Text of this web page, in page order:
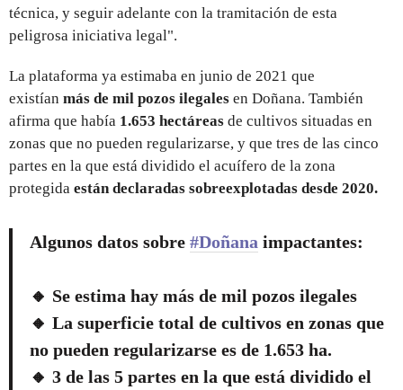
técnica, y seguir adelante con la tramitación de esta
peligrosa iniciativa legal".
La plataforma ya estimaba en junio de 2021 que
existían más de mil pozos ilegales en Doñana. También
afirma que había 1.653 hectáreas de cultivos situadas en
zonas que no pueden regularizarse, y que tres de las cinco
partes en la que está dividido el acuífero de la zona
protegida están declaradas sobreexplotadas desde 2020.
Algunos datos sobre #Doñana impactantes:
🔸 Se estima hay más de mil pozos ilegales
🔸 La superficie total de cultivos en zonas que
no pueden regularizarse es de 1.653 ha.
🔸 3 de las 5 partes en la que está dividido el